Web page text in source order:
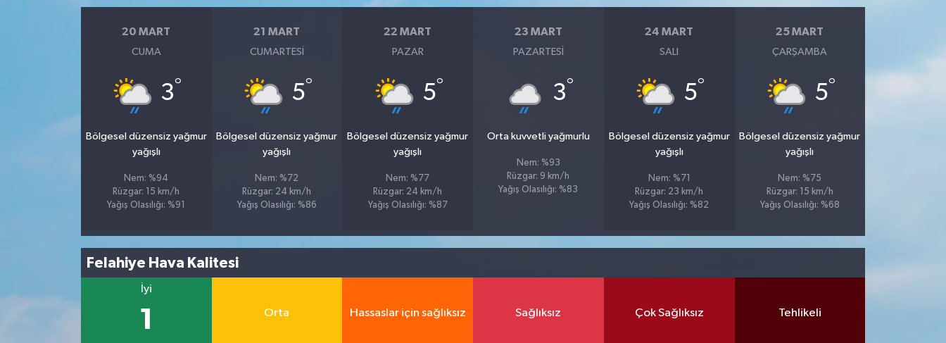
20 MART
CUMA
3°
Bölgesel düzensiz yağmur
yağışlı
Nem: %94
Rüzgar: 15 km/h
Yağış Olasılığı: %91
21 MART
CUMARTESI
5°
Bölgesel düzensiz yağmur
yağışlı
Nem: %72
Rüzgar: 24 km/h
Yağış Olasılığı: %86
22 MART
PAZAR
5°
Bölgesel düzensiz yağmur
yağışlı
Nem: %77
Rüzgar: 24 km/h
Yağış Olasılığı: %87
23 MART
PAZARTESI
3°
Orta kuvvetli yağmurlu
Nem: %93
Rüzgar: 9 km/h
Yağış Olasılığı: %83
24 MART
SALI
5°
Bölgesel düzensiz yağmur
yağışlı
Nem: %71
Rüzgar: 23 km/h
Yağış Olasılığı: %82
25 MART
ÇARŞAMBA
5°
Bölgesel düzensiz yağmur
yağışlı
Nem: %75
Rüzgar: 15 km/h
Yağış Olasılığı: %68
Felahiye Hava Kalitesi
İyi
1 Orta Hassaslar için sağlıksız Sağlıksız Çok Sağlıksız Tehlikeli